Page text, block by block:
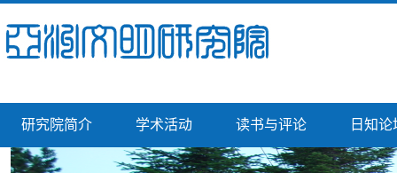
研究院简介 学术活动 读书与评论 日知论